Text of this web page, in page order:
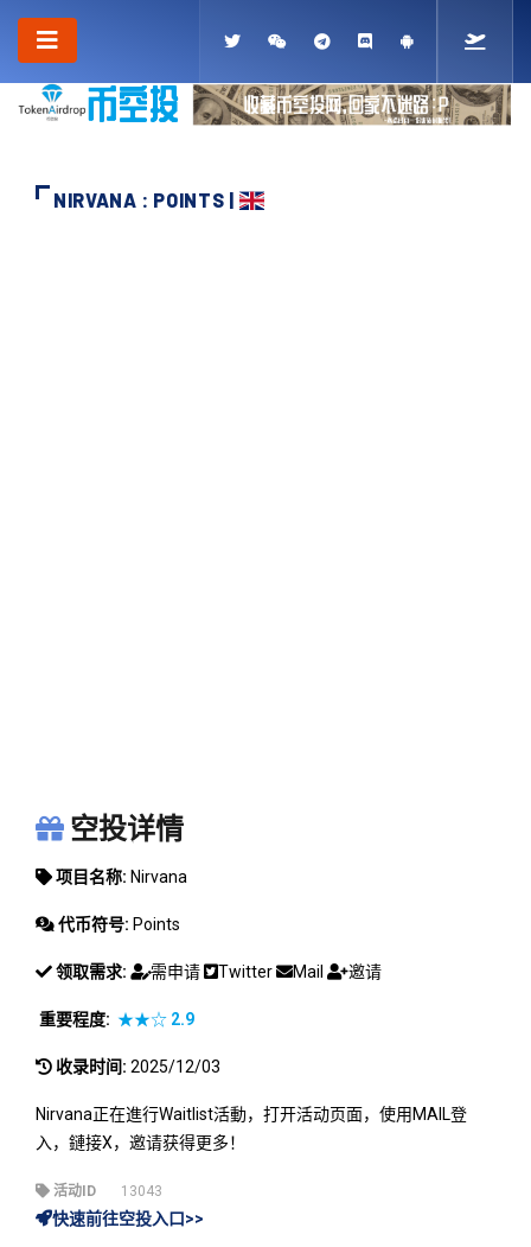
NIRVANA : POINTS |
空投详情
项目名称: Nirvana
代币符号: Points
领取需求: 需申请 Twitter Mail 邀请
重要程度: ★★☆ 2.9
收录时间: 2025/12/03
Nirvana正在進行Waitlist活動，打开活动页面，使用MAIL登
入，鏈接X，邀请获得更多！
活动ID 13043
快速前往空投入口>>